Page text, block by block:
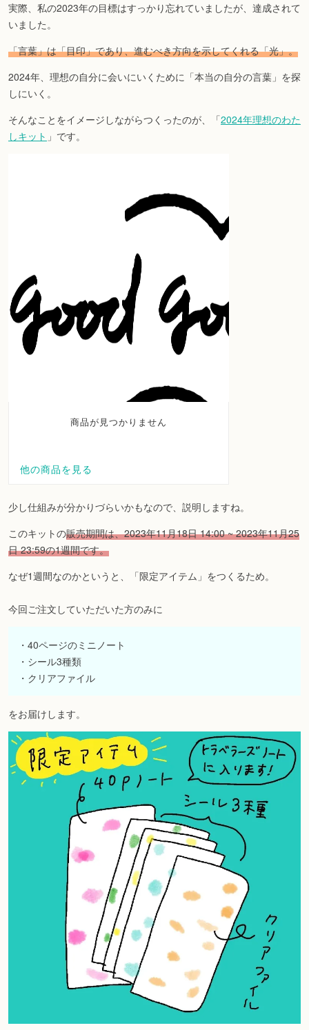
実際、私の2023年の目標はすっかり忘れていましたが、達成されて
いました。
「言葉」は「目印」であり、進むべき方向を示してくれる「光」。
2024年、理想の自分に会いにいくために「本当の自分の言葉」を探
しにいく。
そんなことをイメージしながらつくったのが、「2024年理想のわた
しキット 」です。
少し仕組みが分かりづらいかもなので、説明しますね。
このキットの販売期間は、2023年11月18日 14:00 ~ 2023年11月25
日 23:59の1週間です。
なぜ1週間なのかというと、「限定アイテム」をつくるため。
今回ご注文していただいた方のみに
・40ページのミニノート
・シール3種類
・クリアファイル
をお届けします。